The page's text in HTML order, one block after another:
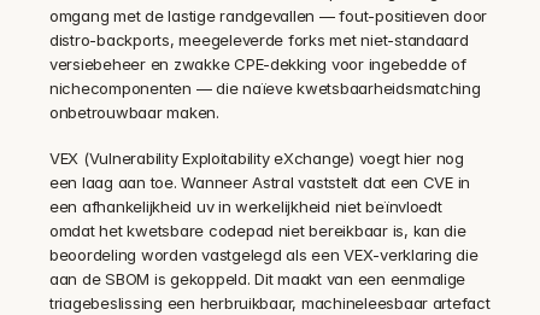
omgang met de lastige randgevallen — fout-positieven door
distro-backports, meegeleverde forks met niet-standaard
versiebeheer en zwakke CPE-dekking voor ingebedde of
nichecomponenten — die naïeve kwetsbaarheidsmatching
onbetrouwbaar maken.
VEX (Vulnerability Exploitability eXchange) voegt hier nog
een laag aan toe. Wanneer Astral vaststelt dat een CVE in
een afhankelijkheid uv in werkelijkheid niet beïnvloedt
omdat het kwetsbare codepad niet bereikbaar is, kan die
beoordeling worden vastgelegd als een VEX-verklaring die
aan de SBOM is gekoppeld. Dit maakt van een eenmalige
triagebeslissing een herbruikbaar, machineleesbaar artefact